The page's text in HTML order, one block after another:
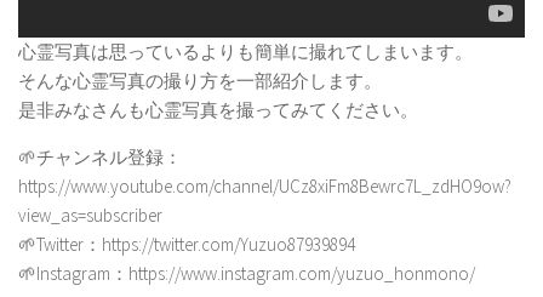
心霊写真は思っているよりも簡単に撮れてしまいます。
そんな心霊写真の撮り方を一部紹介します。
是非みなさんも心霊写真を撮ってみてください。
🌱チャンネル登録：
https://www.youtube.com/channel/UCz8xiFm8Bewrc7L_zdHO9ow?
view_as=subscriber
🌱Twitter：https://twitter.com/Yuzuo87939894
🌱Instagram：https://www.instagram.com/yuzuo_honmono/